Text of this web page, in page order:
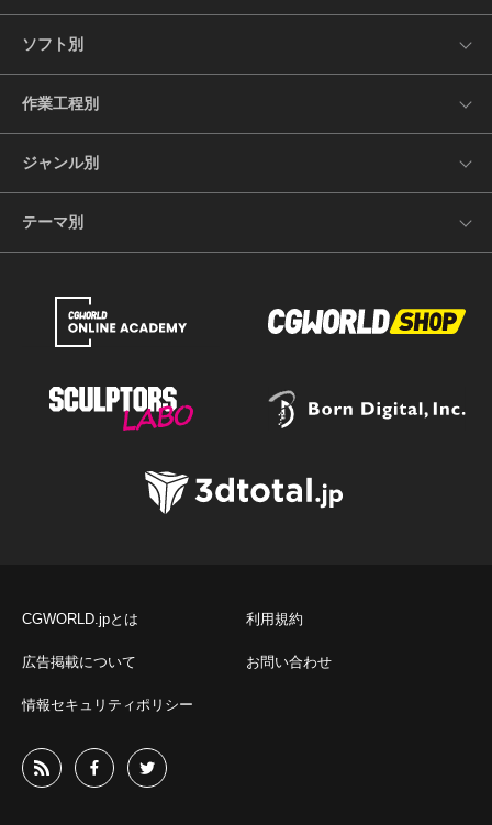
ソフト別
作業工程別
ジャンル別
テーマ別
CGWORLD.jpとは 利用規約
広告掲載について お問い合わせ
情報セキュリティポリシー